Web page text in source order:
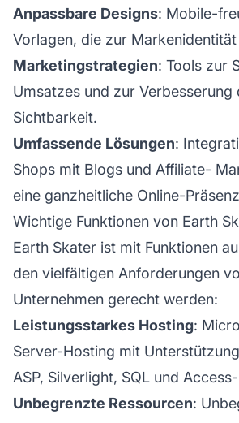
Anpassbare Designs: Mobile-
Vorlagen, die zur Markenidentität
Marketingstrategien: Tools zur
Umsatzes und zur Verbesserung
Sichtbarkeit.
Umfassende Lösungen:
Shops mit Blogs und Affiliate-
eine ganzheitliche Online-
Wichtige Funktionen von Earth
Earth Skater ist mit Funktionen
den vielfältigen Anforderungen
Unternehmen gerecht werden:
Leistungsstarkes Hosting:
Server-Hosting mit
ASP, Silverlight, SQL und
Unbegrenzte Ressourcen: